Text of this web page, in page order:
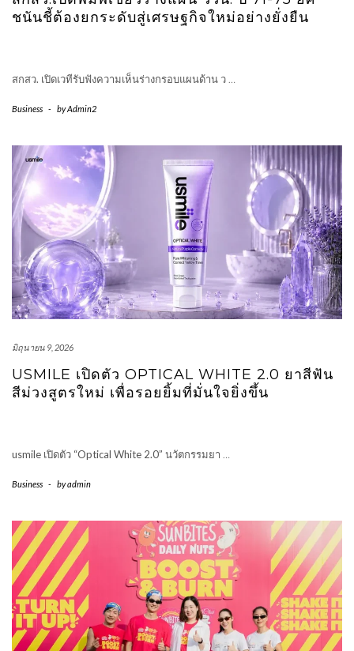
ชนันชี้ต้องยกระดับสู่เศรษฐกิจใหม่อย่างยั่งยืน
สกสว. เปิดเวทีรับฟังความเห็นร่างกรอบแผนด้าน ว …
Business - byAdmin2
มิถุนายน 9, 2026
USMILE เปิดตัว OPTICAL WHITE 2.0 ยาสีฟัน
สีม่วงสูตรใหม่ เพื่อรอยยิ้มที่มั่นใจยิ่งขึ้น
usmile เปิดตัว “Optical White 2.0” นวัตกรรมยา …
Business - byadmin